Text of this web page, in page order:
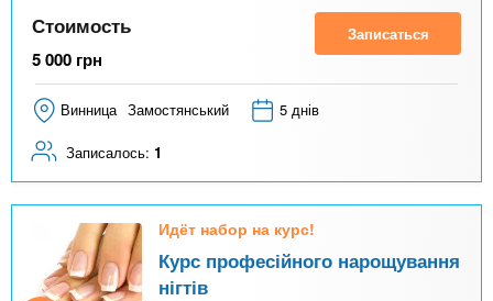
Стоимость
5 000 грн
Записаться
Винница Замостянський 5 днів
Записалось: 1
Идёт набор на курс!
Курс професійного нарощування
нігтів